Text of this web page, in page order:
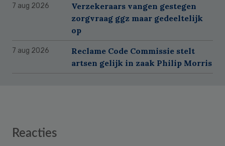
7 aug 2026
Verzekeraars vangen gestegen
zorgvraag ggz maar gedeeltelijk
op
7 aug 2026
Reclame Code Commissie stelt
artsen gelijk in zaak Philip Morris
Reader
Reacties